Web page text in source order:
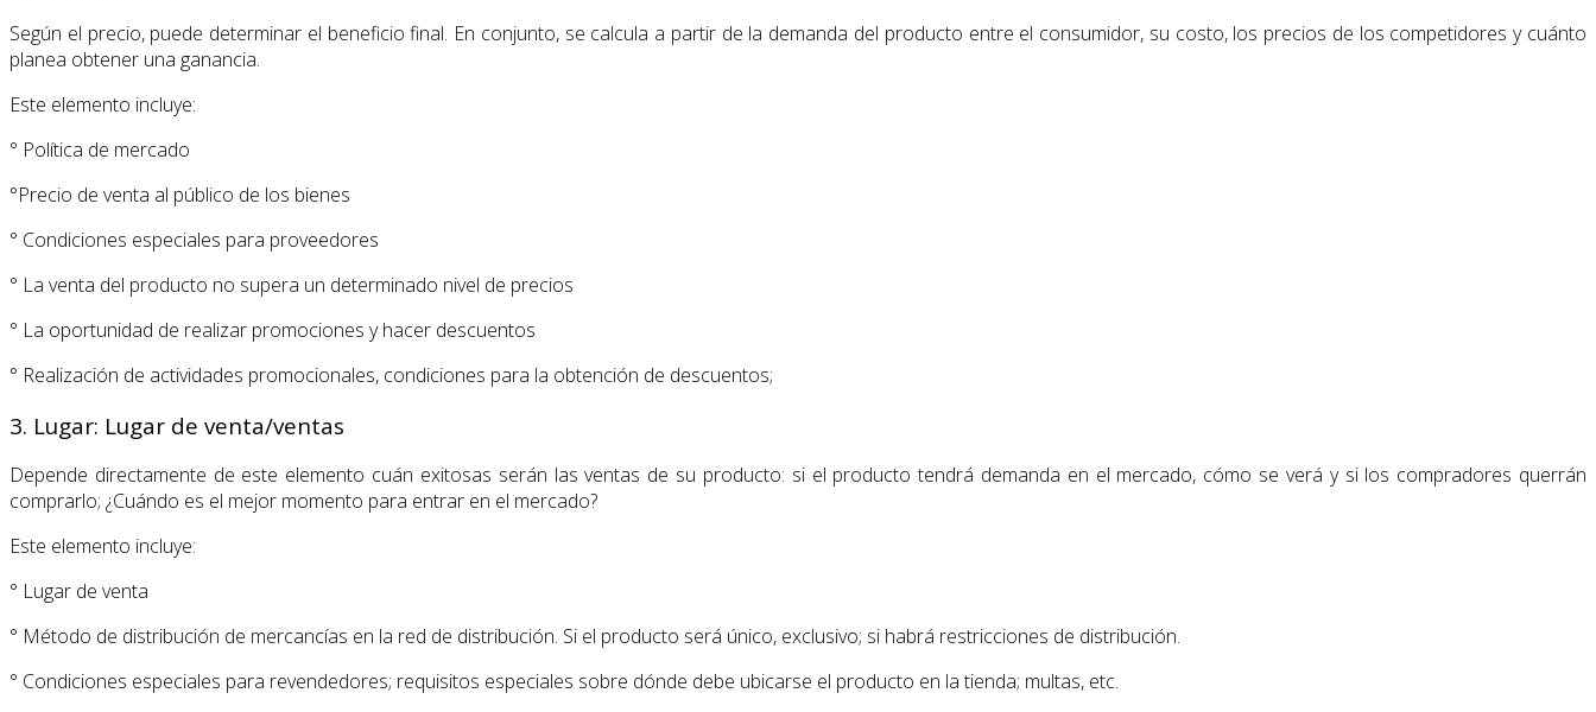
Según el precio, puede determinar el beneficio final. En conjunto, se calcula a partir de la demanda del producto entre el consumidor, su costo, los precios de los competidores y cuánto
planea obtener una ganancia.
Este elemento incluye:
° Política de mercado
°Precio de venta al público de los bienes
° Condiciones especiales para proveedores
° La venta del producto no supera un determinado nivel de precios
° La oportunidad de realizar promociones y hacer descuentos
° Realización de actividades promocionales, condiciones para la obtención de descuentos;
3. Lugar: Lugar de venta/ventas
Depende directamente de este elemento cuán exitosas serán las ventas de su producto: si el producto tendrá demanda en el mercado, cómo se verá y si los compradores querrán
comprarlo; ¿Cuándo es el mejor momento para entrar en el mercado?
Este elemento incluye:
° Lugar de venta
° Método de distribución de mercancías en la red de distribución. Si el producto será único, exclusivo; si habrá restricciones de distribución.
° Condiciones especiales para revendedores; requisitos especiales sobre dónde debe ubicarse el producto en la tienda; multas, etc.